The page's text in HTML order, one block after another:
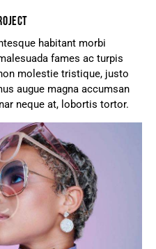
habitant morbi
fames ac turpis
molestie tristique, justo
augue magna accumsan
neque at, lobortis tortor.